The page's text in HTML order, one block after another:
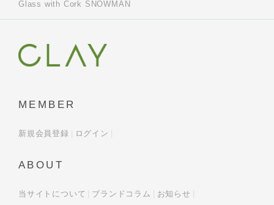
Glass with Cork SNOWMAN
MEMBER
新規会員登録 ログイン
ABOUT
当サイトについて ブランドコラム お知らせ